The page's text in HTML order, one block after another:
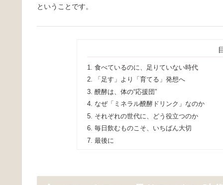
ということです。
食べているのに、足りていない時代
「足す」より「育てる」発想へ
醗酵は、体の“応援団”
なぜ「ミネラル醗酵ドリンク」なのか
それぞれの世代に、どう役立つのか
毎日飲むものこそ、いちばん大切
最後に